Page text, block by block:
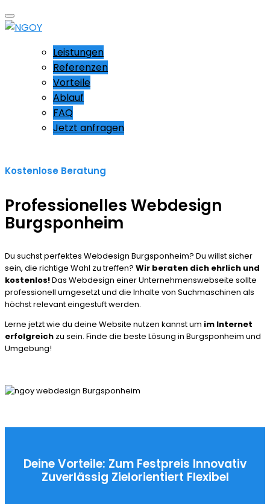
Leistungen
Referenzen
Vorteile
Ablauf
FAQ
Jetzt anfragen
Kostenlose Beratung
Professionelles Webdesign
Burgsponheim
Du suchst perfektes Webdesign Burgsponheim? Du willst sicher
sein, die richtige Wahl zu treffen? Wir beraten dich ehrlich und
kostenlos!Das Webdesign einer Unternehmenswebseite sollte
professionell umgesetzt und die Inhalte von Suchmaschinen als
höchst relevant eingestuft werden.
Lerne jetzt wie du deine Website nutzen kannst um im Internet
erfolgreich zu sein. Finde die beste Lösung in Burgsponheim und
Umgebung!
Deine Vorteile: Zum Festpreis Innovativ
Zuverlässig Zielorientiert Flexibel